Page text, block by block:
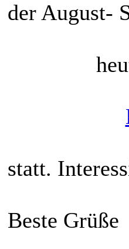
der August-
statt.
Beste Grüße